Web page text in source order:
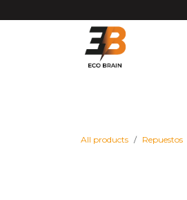
All products Repuestos